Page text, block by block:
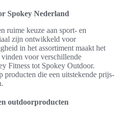
Spokey Nederland
ruime keuze aan sport- en
zijn ontwikkeld voor
in het assortiment maakt het
voor verschillende
Fitness tot Spokey Outdoor.
producten die een uitstekende prijs-
outdoorproducten